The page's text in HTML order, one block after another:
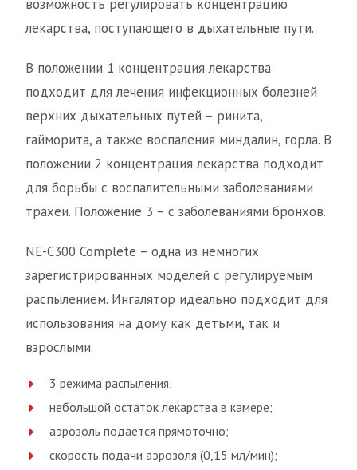
возможность регулировать концентрацию
лекарства, поступающего в дыхательные пути.
В положении 1 концентрация лекарства
подходит для лечения инфекционных болезней
верхних дыхательных путей – ринита,
гайморита, а также воспаления миндалин, горла. В
положении 2 концентрация лекарства подходит
для борьбы с воспалительными заболеваниями
трахеи. Положение 3 – с заболеваниями бронхов.
NE-C300 Complete – одна из немногих
зарегистрированных моделей с регулируемым
распылением. Ингалятор идеально подходит для
использования на дому как детьми, так и
взрослыми.
3 режима распыления;
небольшой остаток лекарства в камере;
аэрозоль подается прямоточно;
скорость подачи аэрозоля (0,15 мл/мин);